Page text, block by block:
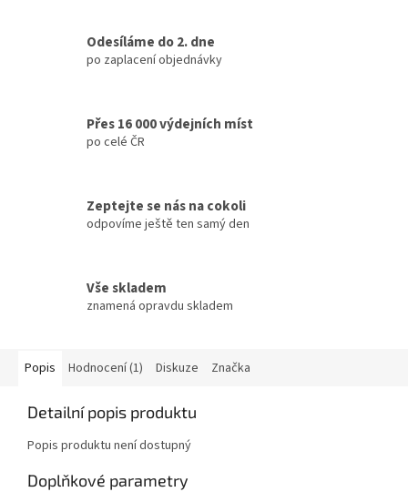
Odesíláme do 2. dne
po zaplacení objednávky
Přes 16 000 výdejních míst
po celé ČR
Zeptejte se nás na cokoli
odpovíme ještě ten samý den
Vše skladem
znamená opravdu skladem
Popis Hodnocení (1) Diskuze Značka
Detailní popis produktu
Popis produktu není dostupný
Doplňkové parametry